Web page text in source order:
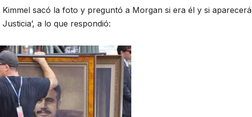
sacó la foto y preguntó a Morgan si era él y si aparecerá
a lo que respondió: